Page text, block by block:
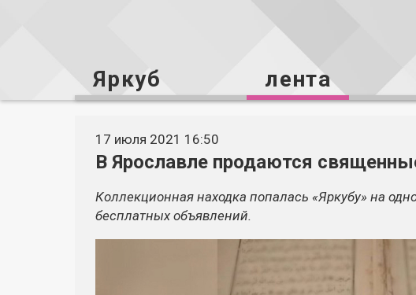
Яркуб лента
17 июля 2021 16:50
В Ярославле продаются
Коллекционная находка попалась «Яркубу» на
бесплатных объявлений.